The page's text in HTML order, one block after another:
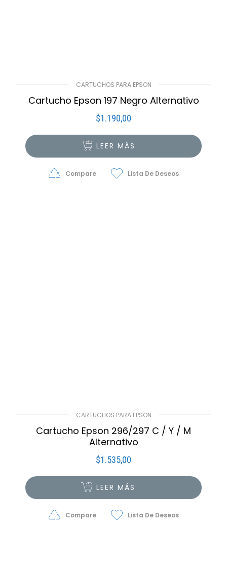
CARTUCHOS PARA EPSON
Cartucho Epson 197 Negro Alternativo
$1.190,00
LEER MÁS
Compare Lista De Deseos
CARTUCHOS PARA EPSON
Cartucho Epson 296/297 C / Y / M
Alternativo
$1.535,00
LEER MÁS
Compare Lista De Deseos